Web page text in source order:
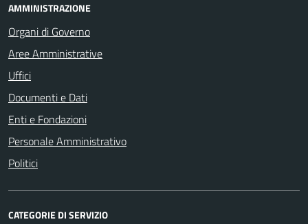
AMMINISTRAZIONE
Organi di Governo
Aree Amministrative
Uffici
Documenti e Dati
Enti e Fondazioni
Personale Amministrativo
Politici
CATEGORIE DI SERVIZIO